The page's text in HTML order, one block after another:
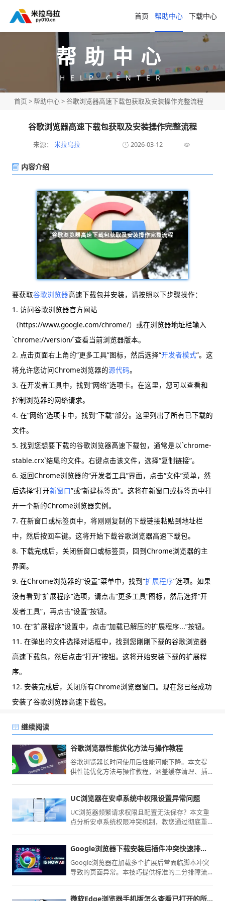
首页 帮助中心 下载中心
帮助中心
HELP CENTER
首页 >帮助中心> 谷歌浏览器高速下载包获取及安装操作完整流程
谷歌浏览器高速下载包获取及安装操作完整流程
来源： 米拉乌拉 2026-03-12
内容介绍
要获取谷歌浏览器高速下载包并安装，请按照以下步骤操作：
1. 访问谷歌浏览器官方网站
（https://www.google.com/chrome/）或在浏览器地址栏输入
`chrome://version/`查看当前浏览器版本。
2. 点击页面右上角的“更多工具”图标，然后选择“开发者模式”。这
将允许您访问Chrome浏览器的源代码。
3. 在开发者工具中，找到“网络”选项卡。在这里，您可以查看和
控制浏览器的网络请求。
4. 在“网络”选项卡中，找到“下载”部分。这里列出了所有已下载的
文件。
5. 找到您想要下载的谷歌浏览器高速下载包，通常是以`chrome-
stable.crx`结尾的文件。右键点击该文件，选择“复制链接”。
6. 返回Chrome浏览器的“开发者工具”界面，点击“文件”菜单，然
后选择“打开新窗口”或“新建标签页”。这将在新窗口或标签页中打
开一个新的Chrome浏览器实例。
7. 在新窗口或标签页中，将刚刚复制的下载链接粘贴到地址栏
中，然后按回车键。这将开始下载谷歌浏览器高速下载包。
8. 下载完成后，关闭新窗口或标签页，回到Chrome浏览器的主
界面。
9. 在Chrome浏览器的“设置”菜单中，找到“扩展程序”选项。如果
没有看到“扩展程序”选项，请点击“更多工具”图标，然后选择“开
发者工具”，再点击“设置”按钮。
10. 在“扩展程序”设置中，点击“加载已解压的扩展程序...”按钮。
11. 在弹出的文件选择对话框中，找到您刚刚下载的谷歌浏览器
高速下载包，然后点击“打开”按钮。这将开始安装下载的扩展程
序。
12. 安装完成后，关闭所有Chrome浏览器窗口。现在您已经成功
安装了谷歌浏览器高速下载包。
继续阅读
谷歌浏览器性能优化方法与操作教程
谷歌浏览器长时间使用后性能可能下降。本文提
供性能优化方法与操作教程，涵盖缓存清理、插
UC浏览器在安卓系统中权限设置异常问题
UC浏览器频繁请求权限且配置无法保存？本文重
点分析安卓系统权限冲突机制，教您通过彻底重
Google浏览器下载安装后插件冲突快速排查技巧
Google浏览器在加载多个扩展后常面临脚本冲突
导致的页面异常。本技巧提供标准的二分排障流
微软Edge浏览器手机版怎么查看已打开的所有标签页